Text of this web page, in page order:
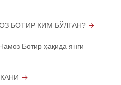
БОТИР КИМ БЎЛГАН?
Ботир ҳақида янги